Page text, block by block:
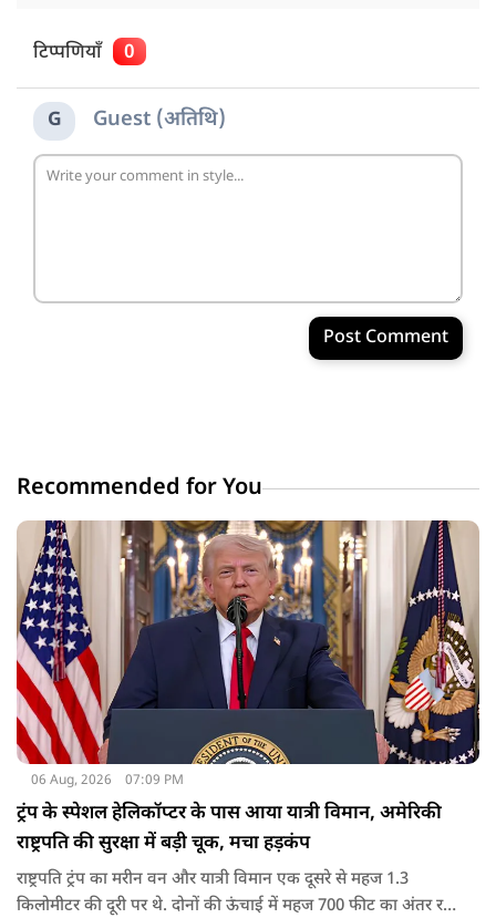
टिप्पणियाँ 0
G Guest (अतिथि)
Post Comment
Recommended for You
06 Aug, 2026 07:09 PM
ट्रंप के स्पेशल हेलिकॉप्टर के पास आया यात्री विमान, अमेरिकी
राष्ट्रपति की सुरक्षा में बड़ी चूक, मचा हड़कंप
राष्ट्रपति ट्रंप का मरीन वन और यात्री विमान एक दूसरे से महज 1.3
किलोमीटर की दूरी पर थे. दोनों की ऊंचाई में महज 700 फीट का अंतर रह